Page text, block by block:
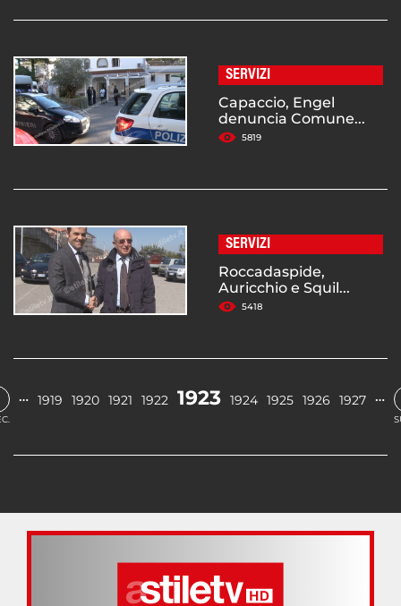
SERVIZI
Capaccio, Engel
denuncia Comune...
5819
SERVIZI
Roccadaspide,
Auricchio e Squil...
5418
… 1919 1920 1921 1922 1923 1924 1925 1926 1927 …